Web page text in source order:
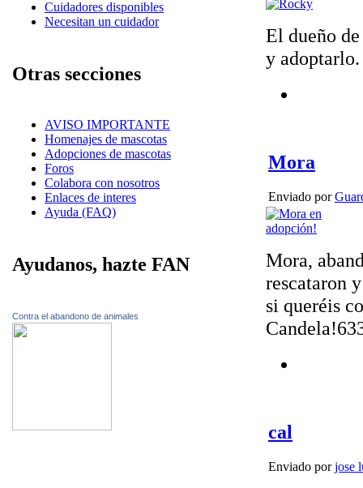
Cuidadores disponibles
Necesitan un cuidador
Otras secciones
AVISO IMPORTANTE
Homenajes de mascotas
Adopciones de mascotas
Foros
Colabora con nosotros
Enlaces de interes
Ayuda (FAQ)
Ayudanos, hazte FAN
Contra el abandono de animales
El dueño
y
Mora
Enviado por
Mora,
rescataron
si queréis
cal
Enviado porjose